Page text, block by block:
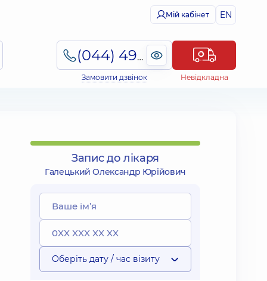
Мій кабінет EN
(044) 495-2-888
Замовити дзвінок Невідкладна
Запис до лікаря
Галецький Олександр Юрійович
Оберіть дату / час візиту